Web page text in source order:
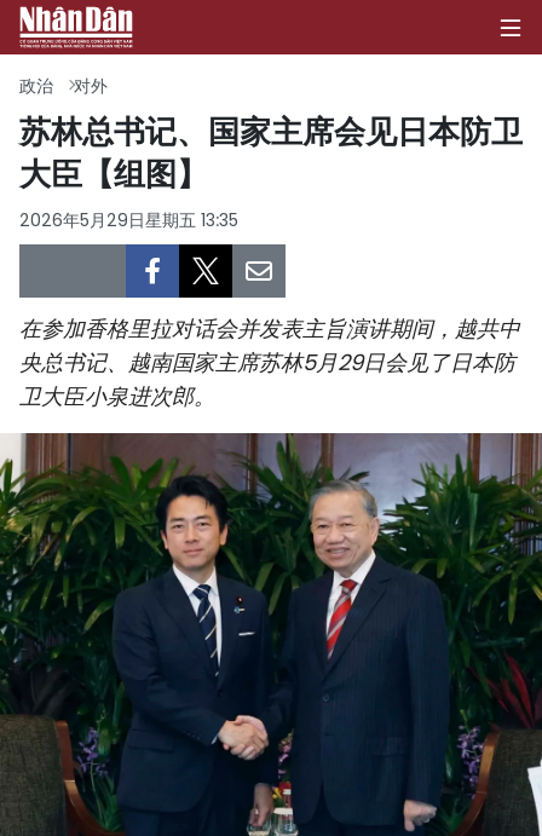
政治
经济
社会
环保
文化
体育
国际
旅游
友谊桥梁
史海
多功能媒体
政治 对外
苏林总书记、国家主席会见日本防卫
大臣【组图】
2026年5月29日星期五 13:35
在参加香格里拉对话会并发表主旨演讲期间，越共中
央总书记、越南国家主席苏林5月29日会见了日本防
卫大臣小泉进次郎。